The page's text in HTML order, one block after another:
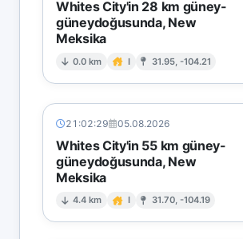
Whites City'in 28 km güney-
güneydoğusunda, New
Meksika
0.0 km I 31.95, -104.21
21:02:29 05.08.2026
Whites City'in 55 km güney-
güneydoğusunda, New
Meksika
4.4 km I 31.70, -104.19